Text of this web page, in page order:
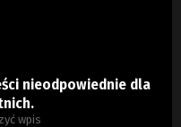
nieodpowiednie dla
wpis